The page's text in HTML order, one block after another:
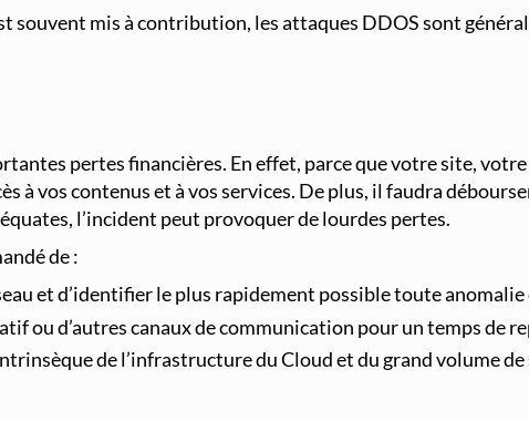
souvent mis à contribution, les attaques DDOS sont
pertes financières. En effet, parce que votre site,
à vos contenus et à vos services. De plus, il faudra
l’incident peut provoquer de lourdes pertes.
de :
et d’identifier le plus rapidement possible toute anomalie
ou d’autres canaux de communication pour un temps de
de l’infrastructure du Cloud et du grand volume de